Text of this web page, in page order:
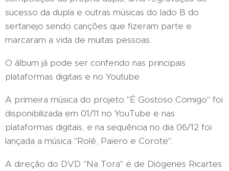
sucesso da dupla e outras músicas do lado B do
sertanejo sendo canções que fizeram parte e
marcaram a vida de muitas pessoas.
O álbum já pode ser conferido nas principais
plataformas digitais e no Youtube.
A primeira música do projeto "É Gostoso Comigo" foi
disponibilizada em 01/11 no YouTube e nas
plataformas digitais, e na sequência no dia 06/12 foi
lançada a música "Rolê, Paiero e Corote".
A direção do DVD "Na Tora" é de Diógenes Ricartes